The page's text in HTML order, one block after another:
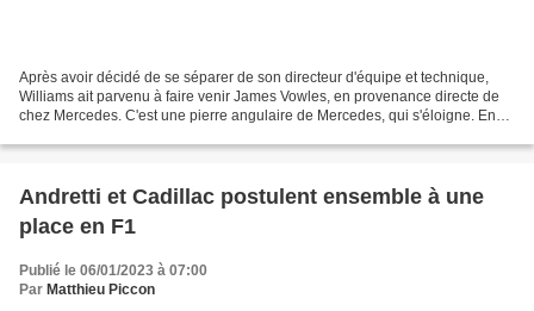
Après avoir décidé de se séparer de son directeur d'équipe et technique,
Williams ait parvenu à faire venir James Vowles, en provenance directe de
chez Mercedes. C'est une pierre angulaire de Mercedes, qui s'éloigne. En
Andretti et Cadillac postulent ensemble à une
place en F1
Publié le 06/01/2023 à 07:00
Par Matthieu Piccon